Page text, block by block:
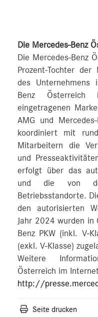
Die Mercedes-Benz
Die Mercedes-Benz
Prozent-Tochter der
des Unternehmens
Benz Österreich
eingetragenen
AMG und
koordiniert mit
Mitarbeitern die
und
erfolgt über das
und die von
Betriebsstandorte.
den autorisierten
Jahr 2024 wurden
Benz PKW (inkl. V-
(exkl. V-Klasse)
Weitere
Österreich im
http://
Seite drucken